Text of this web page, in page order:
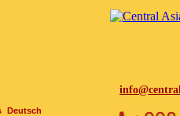
Deutsch